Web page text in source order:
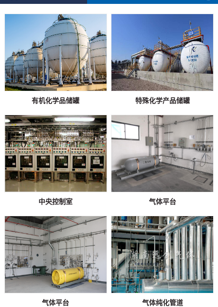
有机化学品储罐 特殊化学产品储罐
中央控制室 气体平台
气体平台 气体纯化管道